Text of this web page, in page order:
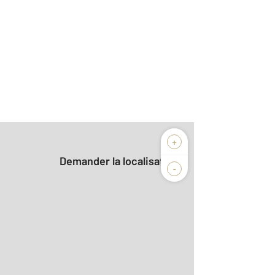
+
-
Demander la localisation